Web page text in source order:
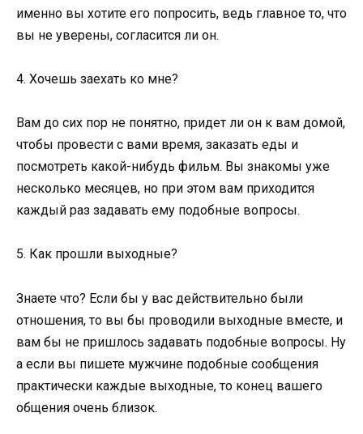
именно вы хотите его попросить, ведь главное то, что
вы не уверены, согласится ли он.
4. Хочешь заехать ко мне?
Вам до сих пор не понятно, придет ли он к вам домой,
чтобы провести с вами время, заказать еды и
посмотреть какой-нибудь фильм. Вы знакомы уже
несколько месяцев, но при этом вам приходится
каждый раз задавать ему подобные вопросы.
5. Как прошли выходные?
Знаете что? Если бы у вас действительно были
отношения, то вы бы проводили выходные вместе, и
вам бы не пришлось задавать подобные вопросы. Ну
а если вы пишете мужчине подобные сообщения
практически каждые выходные, то конец вашего
общения очень близок.